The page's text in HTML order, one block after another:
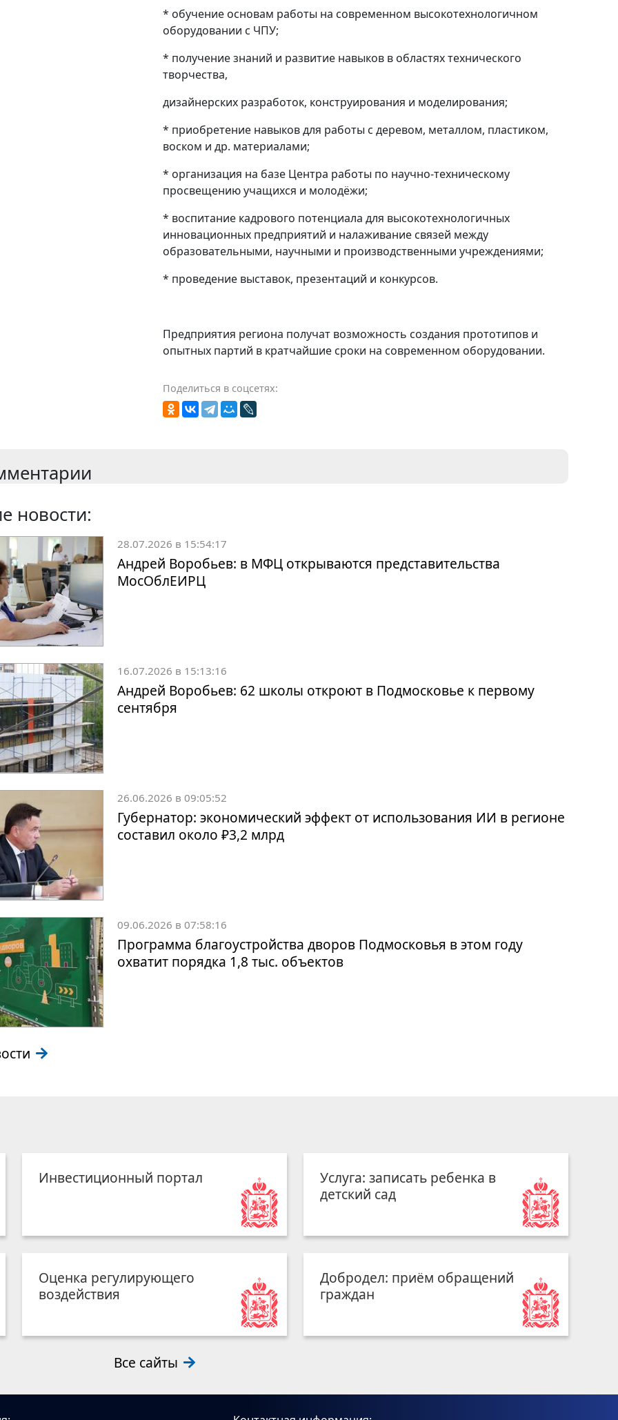
* обучение основам работы на современном высокотехнологичном
оборудовании с ЧПУ;
* получение знаний и развитие навыков в областях технического
творчества,
дизайнерских разработок, конструирования и моделирования;
* приобретение навыков для работы с деревом, металлом, пластиком,
воском и др. материалами;
* организация на базе Центра работы по научно-техническому
просвещению учащихся и молодёжи;
* воспитание кадрового потенциала для высокотехнологичных
инновационных предприятий и налаживание связей между
образовательными, научными и производственными учреждениями;
* проведение выставок, презентаций и конкурсов.
Предприятия региона получат возможность создания прототипов и
опытных партий в кратчайшие сроки на современном оборудовании.
Поделиться в соцсетях:
новости:
28.07.2026 в 15:54:17
Андрей Воробьев: в МФЦ открываются представительства
МосОблЕИРЦ
16.07.2026 в 15:13:16
Андрей Воробьев: 62 школы откроют в Подмосковье к первому
сентября
26.06.2026 в 09:05:52
Губернатор: экономический эффект от использования ИИ в регионе
составил около ₽3,2 млрд
09.06.2026 в 07:58:16
Программа благоустройства дворов Подмосковья в этом году
охватит порядка 1,8 тыс. объектов
Инвестиционный портал
Услуга: записать ребенка в
детский сад
Оценка регулирующего
воздействия
Добродел: приём обращений
граждан
Все сайты